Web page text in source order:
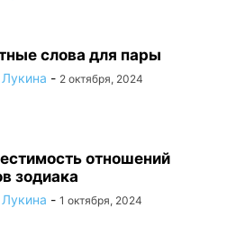
слова для пары
- 2 октября, 2024
отношений
зодиака
- 1 октября, 2024